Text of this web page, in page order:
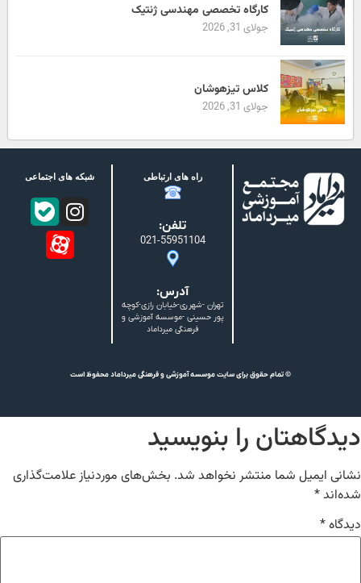
کارگاه تخصصی مهندسی ژنتیک
جولای 31, 2026
کلاس تیزهوشان
جولای 31, 2026
راه های ارتباطی
تلفن:
021-55951104
آدرس:
تهران -شهرری-خیابان رازی-کوچه
پور حسینی -موسسه آموزشی و
فرهنگی میرداماد
شبکه های اجتماعی
© تمام حقوق برای سایت موسسه آموزشی و فرهنگی میرداماد محفوظ است
دیدگاهتان را بنویسید
نشانی ایمیل شما منتشر نخواهد شد. بخش‌های موردنیاز علامت‌گذاری
شده‌اند*
دیدگاه*